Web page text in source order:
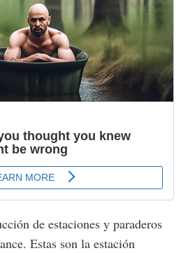
de estaciones y paraderos
Estas son la estación